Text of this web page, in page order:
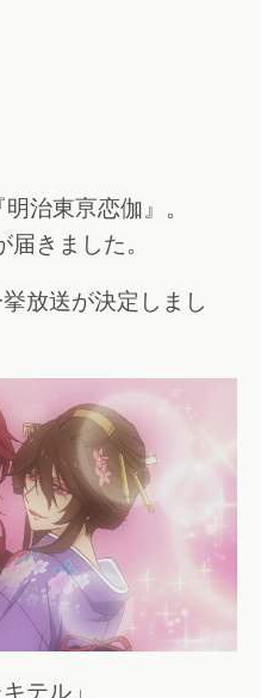
治東亰恋伽』。
きました。
放送が決定しまし
テル」